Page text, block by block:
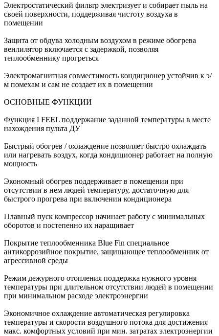
Электростатический фильтр электризует и собирает пыль на
своей поверхности, поддерживая чистоту воздуха в
помещении
Защита от обдува холодным воздухом в режиме обогрева
венлилятор включается с задержкой, позволяя
теплообменнику прогреться
Электромагнитная совместимость кондиционер устойчив к э/
м помехам и сам не создает их в помещении
ОСНОВНЫЕ ФУНКЦИИ
Функция I FEEL поддержание заданной температуры в месте
нахождения пульта ДУ
Быстрый обогрев / охлаждение позволяет быстро охлаждать
или нагревать воздух, когда кондиционер работает на полную
мощность
Экономный обогрев поддерживает в помещении при
отсутствии в нем людей температуру, достаточную для
быстрого прогрева при включении кондиционера
Плавный пуск компрессор начинает работу с минимальных
оборотов и постепенно их наращивает
Покрытие теплообменника Blue Fin специальное
антикоррозийное покрытие, защищающее теплообменник от
агрессивной среды
Режим дежурного отопления поддержка нужного уровня
температуры при длительном отсутствии людей в помещении
при минимальном расходе электроэнергии
Экономичное охлаждение автоматическая регулировка
температуры и скорости воздушного потока для достижения
макс. комфортных условий при мин. затратах электроэнергии